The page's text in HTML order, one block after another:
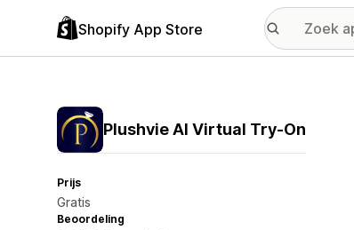
Shopify App Store
Plushvie AI Virtual Try‑On
Prijs
Gratis
Beoordeling